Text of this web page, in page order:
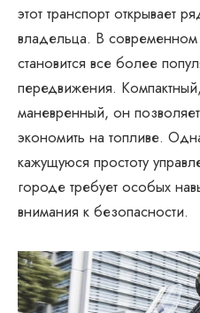
этот транспорт открывает
владельца. В
становится все более
передвижения.
маневренный, он
экономить на топливе.
кажущуюся простоту
городе требует особых
внимания к безопасности.